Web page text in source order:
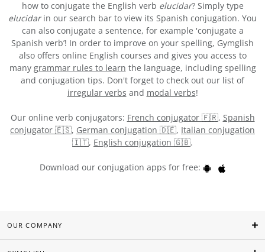
how to conjugate the English verb elucidar? Simply type
elucidarin our search bar to view its Spanish conjugation. You
can also conjugate a sentence, for example 'conjugate a
Spanish verb’! In order to improve on your spelling, Gymglish
also offers online English courses and gives you access to
many grammar rules to learn the language, including spelling
and conjugation tips. Don't forget to check out our list of
irregular verbs and modal verbs!
Our online verb conjugators: French conjugator 🇫🇷, Spanish
conjugator 🇪🇸, German conjugation 🇩🇪, Italian conjugation
🇮🇹, English conjugation 🇬🇧.
Download our conjugation apps for free:
OUR COMPANY